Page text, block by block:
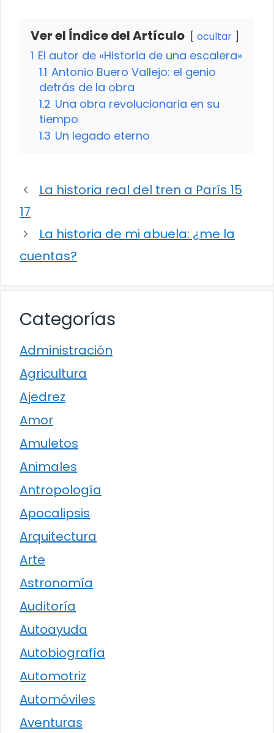
Ver el Índice del Artículo ocultar
1 El autor de «Historia de una escalera»
1.1 Antonio Buero Vallejo: el genio
detrás de la obra
1.2 Una obra revolucionaria en su
tiempo
1.3 Un legado eterno
La historia real del tren a París 15
17
La historia de mi abuela: ¿me la
cuentas?
Categorías
Administración
Agricultura
Ajedrez
Amor
Amuletos
Animales
Antropología
Apocalipsis
Arquitectura
Arte
Astronomía
Auditoría
Autoayuda
Autobiografía
Automotriz
Automóviles
Aventuras